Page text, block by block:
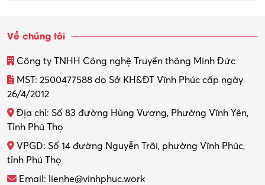
Thiết kế nội thất
Thợ máy – Ô tô – Xe máy
Thực tập
Về chúng tôi
Công ty TNHH Công nghệ Truyền thông Minh Đức
MST: 2500477588 do Sở KH&ĐT Vĩnh Phúc cấp ngày
26/4/2012
Địa chỉ: Số 83 đường Hùng Vương, Phường Vĩnh Yên,
Tỉnh Phú Thọ
VPGD: Số 14 đường Nguyễn Trãi, phường Vĩnh Phúc,
tỉnh Phú Thọ
Email: lienhe@vinhphuc.work